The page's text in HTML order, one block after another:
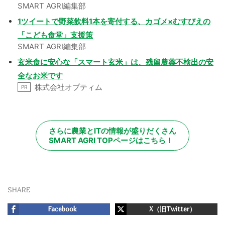
SMART AGRI編集部
1ツイートで野菜飲料1本を寄付する、カゴメ×むすびえの
「こども食堂」支援策
SMART AGRI編集部
玄米食に安心な「スマート玄米」は、残留農薬不検出の安
全なお米です
PR 株式会社オプティム
さらに農業とITの情報が盛りだくさん
SMART AGRI TOPページはこちら！
SHARE
Facebook X（旧Twitter）